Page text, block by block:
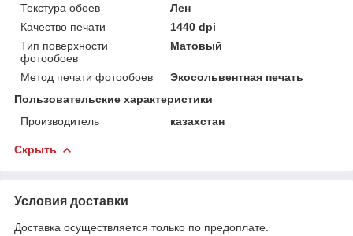
Текстура обоев
Лен
Качество печати
1440 dpi
Тип поверхности
фотообоев
Матовый
Метод печати фотообоев
Экосольвентная печать
Пользовательские характеристики
Производитель
казахстан
Скрыть
Условия доставки
Доставка осуществляется только по предоплате.